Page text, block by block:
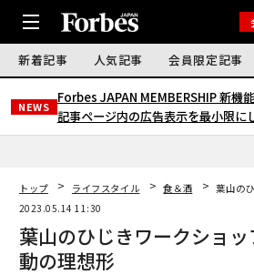
新着記事 人気記事 会員限定記事
NEWS
Forbes JAPAN MEMBERSHIP 新機能
記事ページ内の広告表示を最小限に
トップ ライフスタイル 食＆酒
葉山の
2023.05.14 11:30
葉山のひじきワークショ
動の理想形